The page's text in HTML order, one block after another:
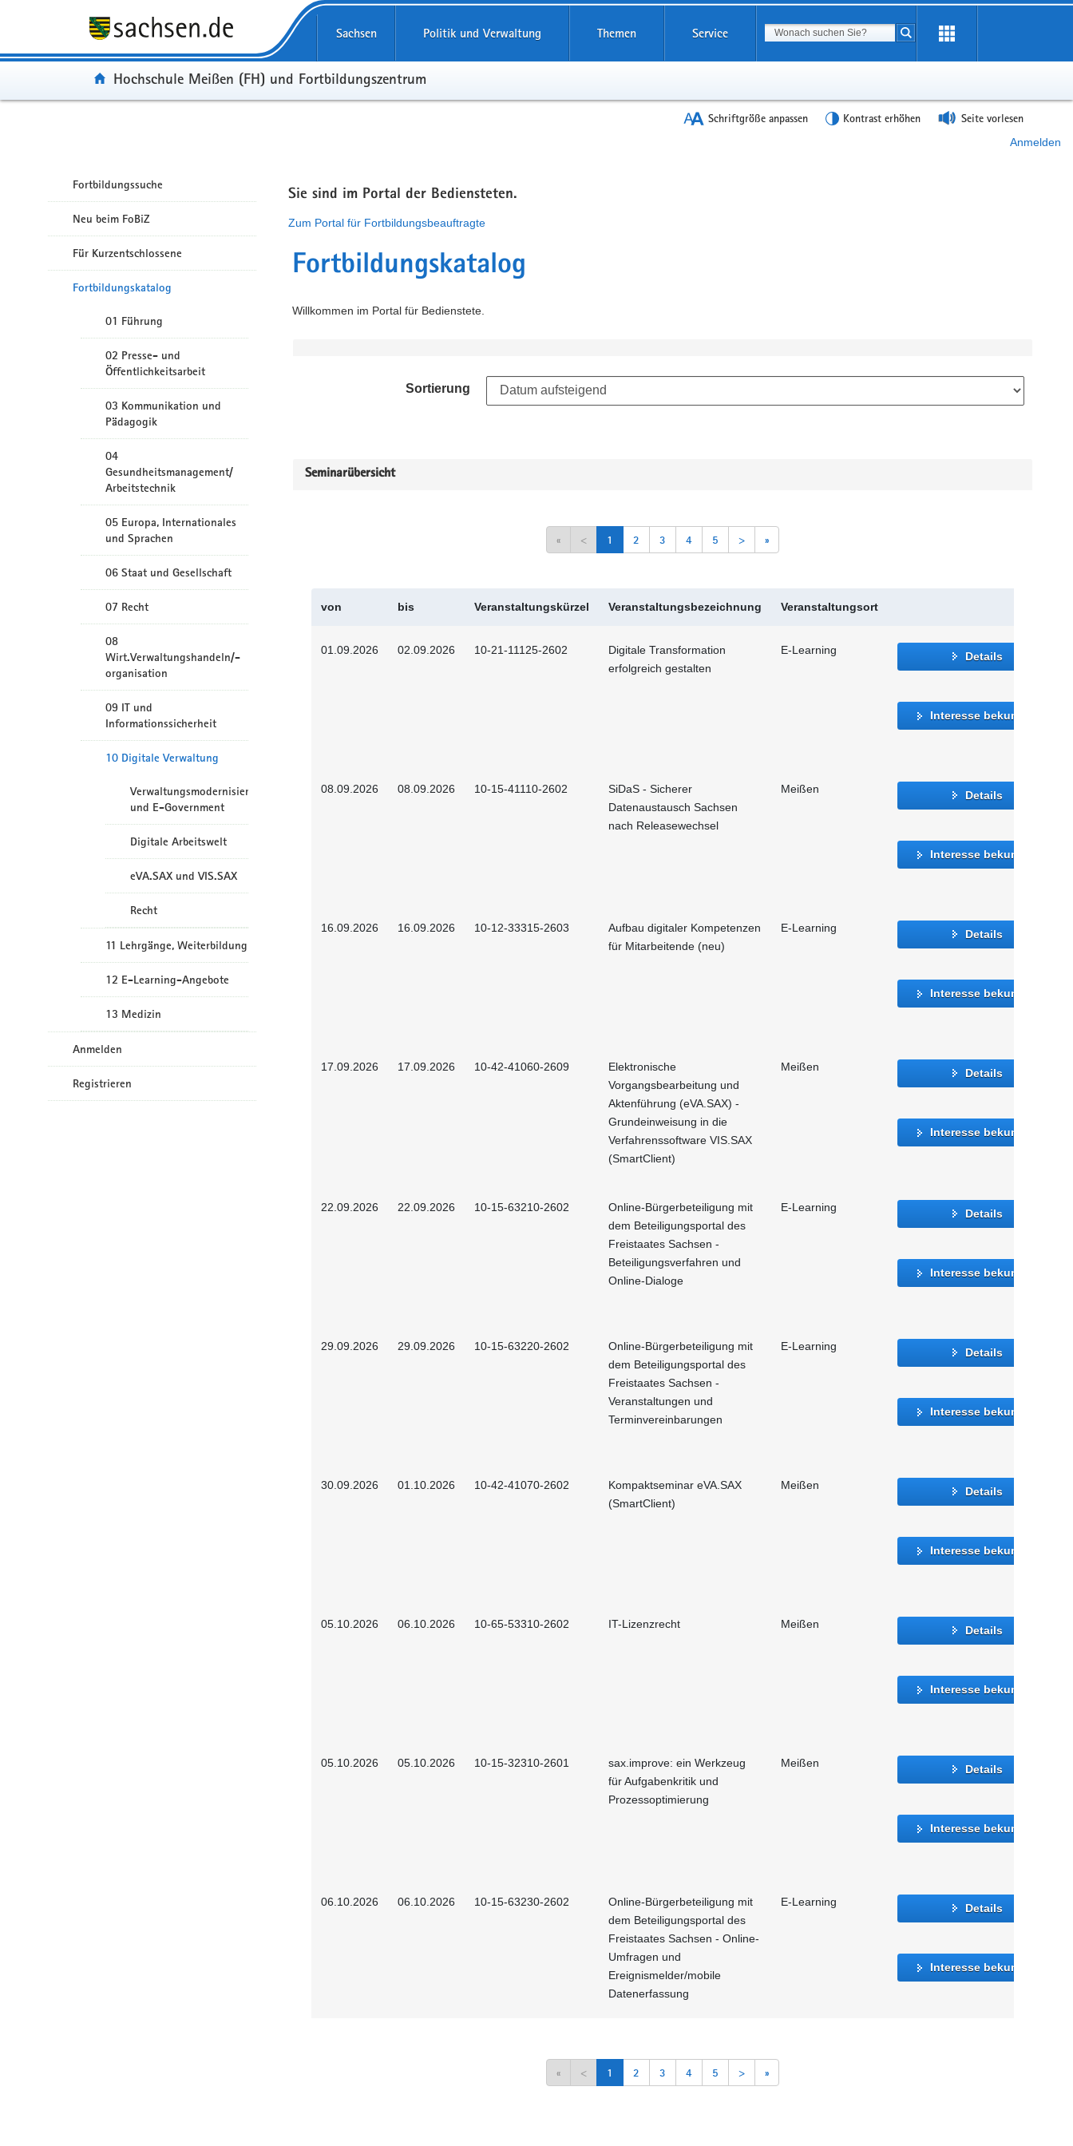
Sachsen Politik und Verwaltung Themen Service Suchbegriff
Suche starten
Portal:
Hochschule Meißen (FH) und Fortbildungszentrum
Schriftgröße anpassen Kontrast erhöhen Seite vorlesen
Anmelden
Fortbildungssuche
Neu beim FoBiZ
Für Kurzentschlossene
Fortbildungskatalog
01 Führung
02 Presse- und
Öffentlichkeitsarbeit
03 Kommunikation und
Pädagogik
04
Gesundheitsmanagement/
Arbeitstechnik
05 Europa, Internationales
und Sprachen
06 Staat und Gesellschaft
07 Recht
08
Wirt.Verwaltungshandeln/-
organisation
09 IT und
Informationssicherheit
10 Digitale Verwaltung
Verwaltungsmodernisierung
und E-Government
Digitale Arbeitswelt
eVA.SAX und VIS.SAX
Recht
11 Lehrgänge, Weiterbildung
12 E-Learning-Angebote
13 Medizin
Anmelden
Registrieren
Sie sind im Portal der Bediensteten.
Zum Portal für Fortbildungsbeauftragte
Fortbildungskatalog
Willkommen im Portal für Bedienstete.
Sortierung
Seminarübersicht
« < 1 2 3 4 5 > »
von bis Veranstaltungskürzel Veranstaltungsbezeichnung Veranstaltungsort
01.09.2026 02.09.2026 10-21-11125-2602
Digitale Transformation
erfolgreich gestalten
E-Learning Details
Interesse bekunden
08.09.2026 08.09.2026 10-15-41110-2602
SiDaS - Sicherer
Datenaustausch Sachsen
nach Releasewechsel
Meißen Details
Interesse bekunden
16.09.2026 16.09.2026 10-12-33315-2603
Aufbau digitaler Kompetenzen
für Mitarbeitende (neu)
E-Learning Details
Interesse bekunden
17.09.2026 17.09.2026 10-42-41060-2609
Elektronische
Vorgangsbearbeitung und
Aktenführung (eVA.SAX) -
Grundeinweisung in die
Verfahrenssoftware VIS.SAX
(SmartClient)
Meißen Details
Interesse bekunden
22.09.2026 22.09.2026 10-15-63210-2602
Online-Bürgerbeteiligung mit
dem Beteiligungsportal des
Freistaates Sachsen -
Beteiligungsverfahren und
Online-Dialoge
E-Learning Details
Interesse bekunden
29.09.2026 29.09.2026 10-15-63220-2602
Online-Bürgerbeteiligung mit
dem Beteiligungsportal des
Freistaates Sachsen -
Veranstaltungen und
Terminvereinbarungen
E-Learning Details
Interesse bekunden
30.09.2026 01.10.2026 10-42-41070-2602
Kompaktseminar eVA.SAX
(SmartClient)
Meißen Details
Interesse bekunden
05.10.2026 06.10.2026 10-65-53310-2602 IT-Lizenzrecht Meißen Details
Interesse bekunden
05.10.2026 05.10.2026 10-15-32310-2601
sax.improve: ein Werkzeug
für Aufgabenkritik und
Prozessoptimierung
Meißen Details
Interesse bekunden
06.10.2026 06.10.2026 10-15-63230-2602
Online-Bürgerbeteiligung mit
dem Beteiligungsportal des
Freistaates Sachsen - Online-
Umfragen und
Ereignismelder/mobile
Datenerfassung
E-Learning Details
Interesse bekunden
« < 1 2 3 4 5 > »